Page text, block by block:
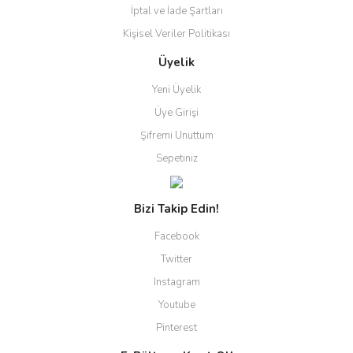
İptal ve İade Şartları
Kişisel Veriler Politikası
Üyelik
Yeni Üyelik
Üye Girişi
Şifremi Unuttum
Sepetiniz
Bizi Takip Edin!
Facebook
Twitter
Instagram
Youtube
Pinterest